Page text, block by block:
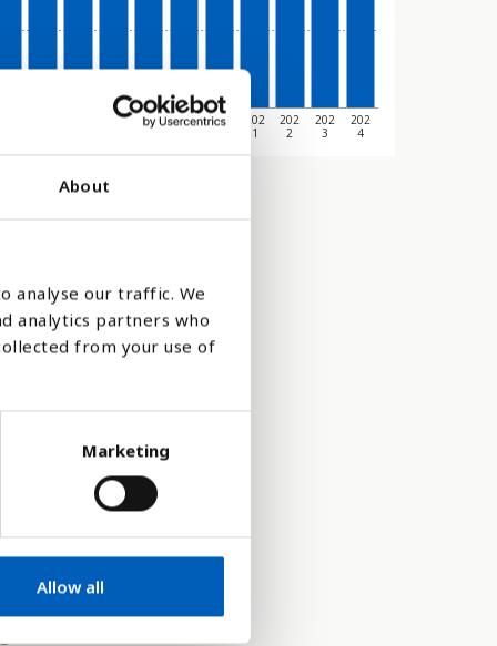
About
analyse our traffic. We
analytics partners who
from your use of
Marketing
Allow all
201
201
8
201
202
202
1
202
2
202
3
202
4
i